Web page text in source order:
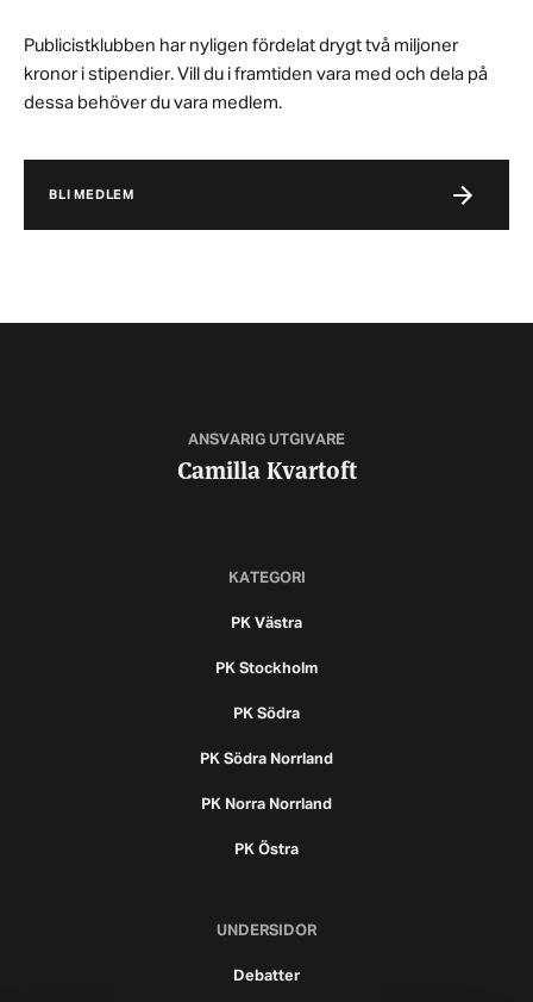
Publicistklubben har nyligen fördelat drygt två miljoner
kronor i stipendier. Vill du i framtiden vara med och dela på
dessa behöver du vara medlem.
BLI MEDLEM
ANSVARIG UTGIVARE
Camilla Kvartoft
KATEGORI
PK Västra
PK Stockholm
PK Södra
PK Södra Norrland
PK Norra Norrland
PK Östra
UNDERSIDOR
Debatter